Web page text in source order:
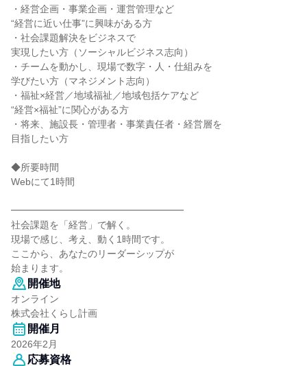
・経営企画・事業企画・運営管理など
“経営に近い仕事”に興味がある方
・社会課題解決をビジネスで
実現したい方（ソーシャルビジネス志向）
・チームを動かし、現場で数字・人・仕組みを
学びたい方（マネジメント志向）
・福祉×経営／地域福祉／地域包括ケアなど
“経営×福祉”に関心がある方
・将来、施設長・管理者・事業責任者・経営層を
目指したい方
◆所要時間
Webにて1時間
━━━━━━━━━━━━━━━━━━
社会課題を「経営」で解く。
現場で感じ、考え、動く1時間です。
ここから、あなたのリーダーシップが
始まります。
開催地
オンライン
株式会社くらし計画
開催月
2026年2月
応募資格